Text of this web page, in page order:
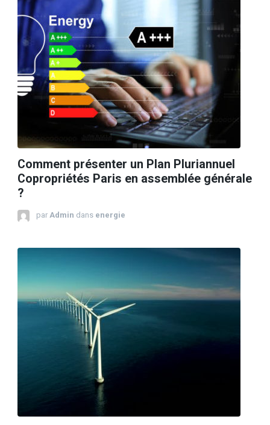
Comment présenter un Plan Pluriannuel
Copropriétés Paris en assemblée générale
?
par Admin dans energie